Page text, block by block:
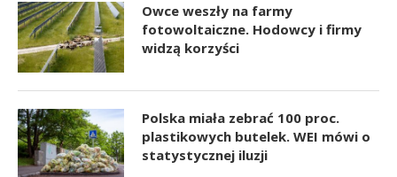
Owce weszły na farmy
fotowoltaiczne. Hodowcy i firmy
widzą korzyści
Polska miała zebrać 100 proc.
plastikowych butelek. WEI mówi o
statystycznej iluzji